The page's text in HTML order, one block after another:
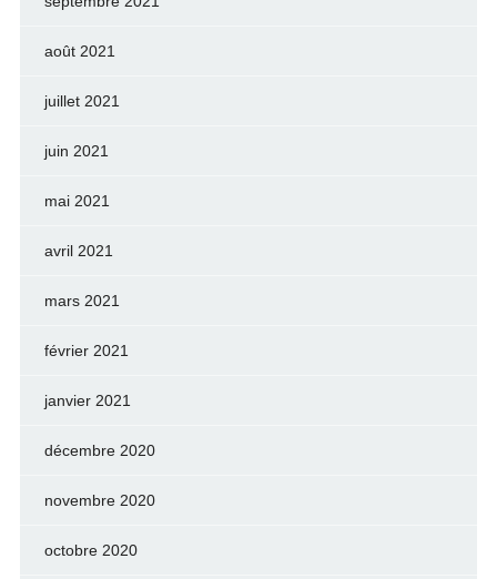
août 2021
juillet 2021
juin 2021
mai 2021
avril 2021
mars 2021
février 2021
janvier 2021
décembre 2020
novembre 2020
octobre 2020